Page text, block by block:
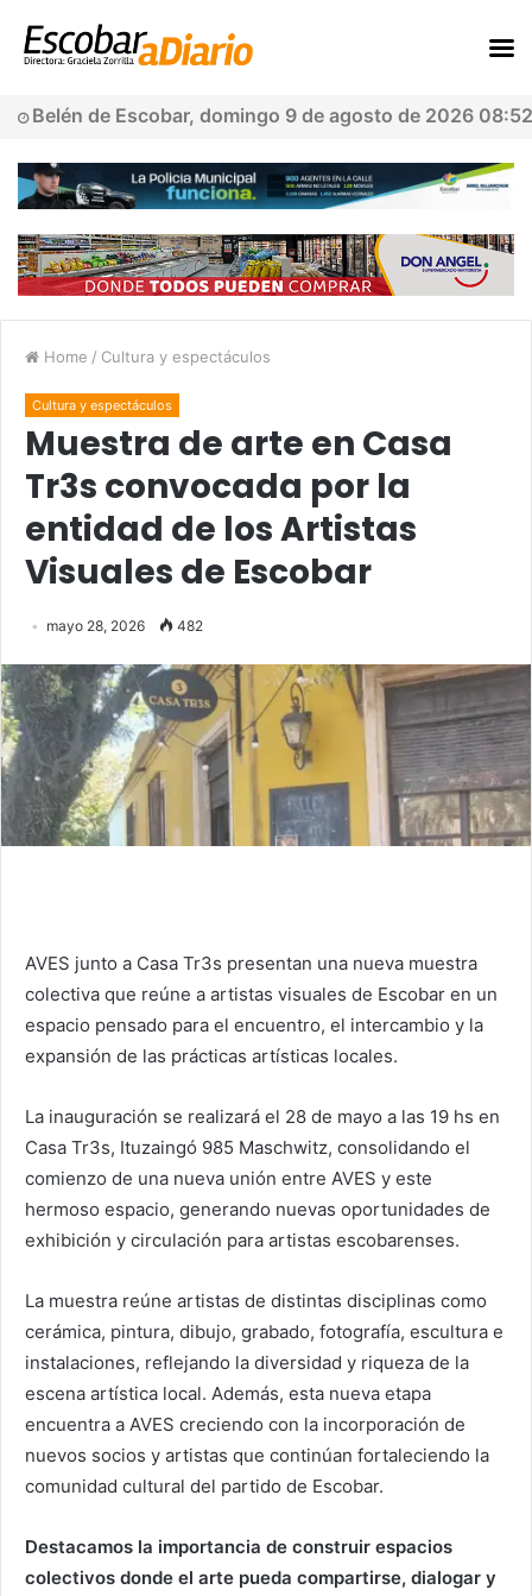
Belén de Escobar, domingo 9 de agosto de 2026 08:52
Home / Cultura y espectáculos
Cultura y espectáculos
Muestra de arte en Casa
Tr3s convocada por la
entidad de los Artistas
Visuales de Escobar
mayo 28, 2026 482
AVES junto a Casa Tr3s presentan una nueva muestra
colectiva que reúne a artistas visuales de Escobar en un
espacio pensado para el encuentro, el intercambio y la
expansión de las prácticas artísticas locales.
La inauguración se realizará el 28 de mayo a las 19 hs en
Casa Tr3s, Ituzaingó 985 Maschwitz, consolidando el
comienzo de una nueva unión entre AVES y este
hermoso espacio, generando nuevas oportunidades de
exhibición y circulación para artistas escobarenses.
La muestra reúne artistas de distintas disciplinas como
cerámica, pintura, dibujo, grabado, fotografía, escultura e
instalaciones, reflejando la diversidad y riqueza de la
escena artística local. Además, esta nueva etapa
encuentra a AVES creciendo con la incorporación de
nuevos socios y artistas que continúan fortaleciendo la
comunidad cultural del partido de Escobar.
Destacamos la importancia de construir espacios
colectivos donde el arte pueda compartirse, dialogar y